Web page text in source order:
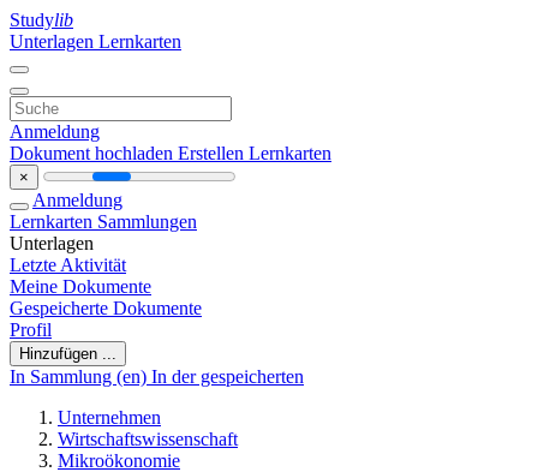
Studylib
Unterlagen Lernkarten
Anmeldung
Dokument hochladen Erstellen Lernkarten
×
Anmeldung
Lernkarten Sammlungen
Unterlagen
Letzte Aktivität
Meine Dokumente
Gespeicherte Dokumente
Profil
Hinzufügen ...
In Sammlung (en) In der gespeicherten
Unternehmen
Wirtschaftswissenschaft
Mikroökonomie